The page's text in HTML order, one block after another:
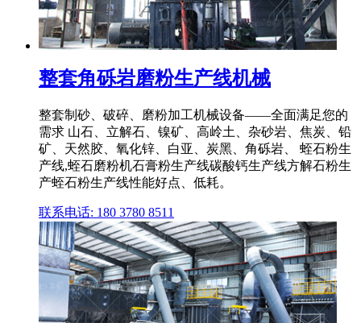
整套角砾岩磨粉生产线机械
整套制砂、破碎、磨粉加工机械设备——全面满足您的
需求 山石、立解石、镍矿、高岭土、杂砂岩、焦炭、铅
矿、天然胶、氧化锌、白亚、炭黑、角砾岩、 蛭石粉生
产线,蛭石磨粉机石膏粉生产线碳酸钙生产线方解石粉生
产蛭石粉生产线性能好点、低耗。
联系电话: 180 3780 8511